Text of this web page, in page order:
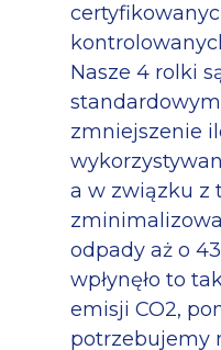
Nasze 4 rolki
zmniejszenie
a w związku z
odpady aż o
wpłynęło to
emisji CO2,
potrzebujemy